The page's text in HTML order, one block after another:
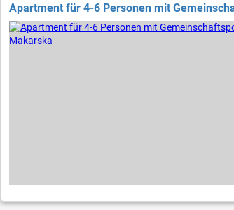
Apartment für 4-6 Personen mit